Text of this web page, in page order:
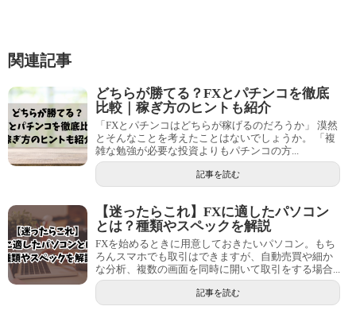
関連記事
どちらが勝てる？FXとパチンコを徹底
比較｜稼ぎ方のヒントも紹介
「FXとパチンコはどちらが稼げるのだろうか」 漠然
とそんなことを考えたことはないでしょうか。 「複
雑な勉強が必要な投資よりもパチンコの方...
記事を読む
【迷ったらこれ】FXに適したパソコン
とは？種類やスペックを解説
FXを始めるときに用意しておきたいパソコン。もち
ろんスマホでも取引はできますが、自動売買や細か
な分析、複数の画面を同時に開いて取引をする場合...
記事を読む